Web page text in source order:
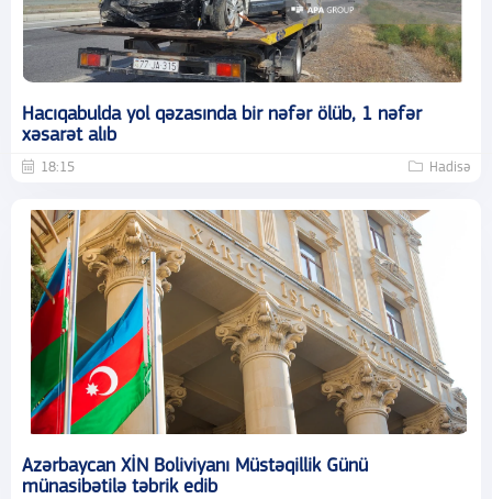
Hacıqabulda yol qəzasında bir nəfər ölüb, 1 nəfər
xəsarət alıb
18:15 Hadisə
Azərbaycan XİN Boliviyanı Müstəqillik Günü
münasibətilə təbrik edib